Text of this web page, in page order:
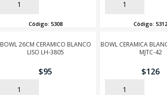
AÑADIR
Código: 5308
AÑADIR
Código:5312
BOWL 26CM CERAMICO BLANCO
LISO LH-3805
$95
AÑADIR
BOWL CERAMICA
MJTC-42
$126
AÑADIR